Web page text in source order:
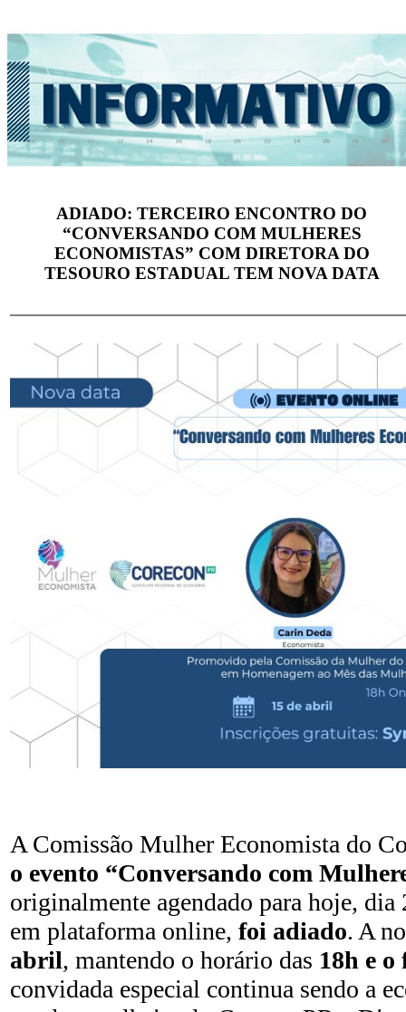
ADIADO: TERCEIRO ENCONTRO DO
“CONVERSANDO COM MULHERES
ECONOMISTAS” COM DIRETORA DO
TESOURO ESTADUAL TEM NOVA DATA
A Comissão Mulher Economista do
o evento “Conversando com
originalmente agendado para hoje, dia
em plataforma online, foi adiado. A
abril, mantendo o horário das 18h e
convidada especial continua sendo a